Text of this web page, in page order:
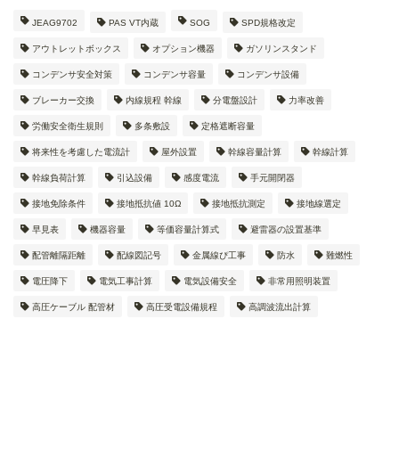
JEAG9702 PAS VT内蔵 SOG SPD規格改定
アウトレットボックス オプション機器 ガソリンスタンド
コンデンサ安全対策 コンデンサ容量 コンデンサ設備
ブレーカー交換 内線規程 幹線 分電盤設計 力率改善
労働安全衛生規則 多条敷設 定格遮断容量
将来性を考慮した電流計 屋外設置 幹線容量計算 幹線計算
幹線負荷計算 引込設備 感度電流 手元開閉器
接地免除条件 接地抵抗値 10Ω 接地抵抗測定 接地線選定
早見表 機器容量 等価容量計算式 避雷器の設置基準
配管離隔距離 配線図記号 金属線ぴ工事 防水 難燃性
電圧降下 電気工事計算 電気設備安全 非常用照明装置
高圧ケーブル 配管材 高圧受電設備規程 高調波流出計算